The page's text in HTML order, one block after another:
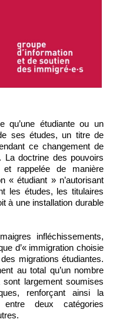
qu’une étudiante ou un
ses études, un titre de
ce changement de
La doctrine des pouvoirs
rappelée de manière
« étudiant » n’autorisant
les études, les titulaires
à une installation durable
infléchissements,
d’« immigration choisie
migrations étudiantes.
au total qu’un nombre
sont largement soumises
renforçant ainsi la
deux catégories